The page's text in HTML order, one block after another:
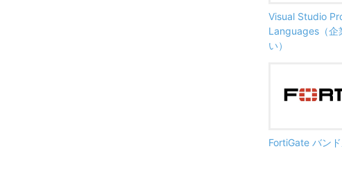
Visual Studio
Languages（企
い）
FortiGate バン